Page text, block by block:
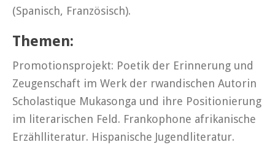
(Spanisch, Französisch).
Themen:
Promotionsprojekt: Poetik der Erinnerung und
Zeugenschaft im Werk der rwandischen Autorin
Scholastique Mukasonga und ihre Positionierung
im literarischen Feld. Frankophone afrikanische
Erzählliteratur. Hispanische Jugendliteratur.